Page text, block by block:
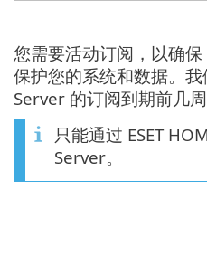
您需要活动订阅，以确保
保护您的系统和数据。我
Server 的订阅到期前几周
只能通过 ESET
Server。